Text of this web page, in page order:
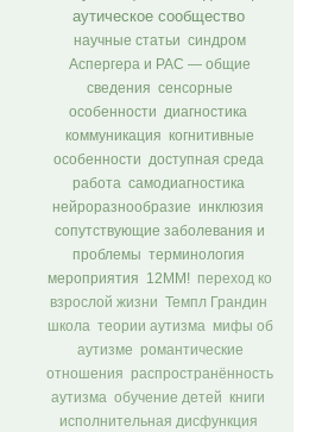
аутическое сообщество
научные статьи синдром
Аспергера и РАС — общие
сведения сенсорные
особенности диагностика
коммуникация когнитивные
особенности доступная среда
работа самодиагностика
нейроразнообразие инклюзия
сопутствующие заболевания и
проблемы терминология
мероприятия 12ММ! переход ко
взрослой жизни
Темпл Грандин
школа теории аутизма
мифы об
аутизме
романтические
отношения
распространённость
аутизма обучение детей
книги
исполнительная дисфункция